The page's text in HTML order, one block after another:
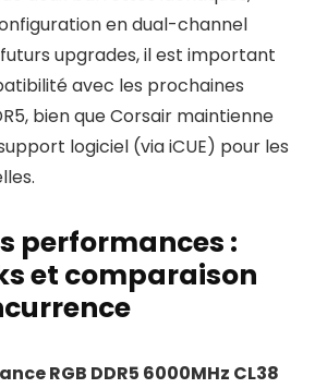
en dual-channel
upgrades, il est important
avec les prochaines
bien que Corsair maintienne
logiciel (via iCUE) pour les
performances :
et comparaison
RGB DDR5 6000MHz CL38